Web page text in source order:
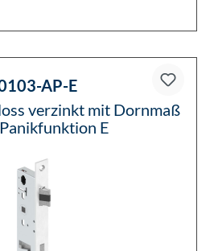
AP-E
verzinkt mit Dornmaß
E